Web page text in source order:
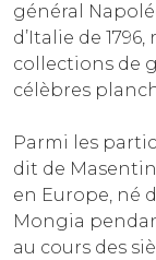
général
d’Italie de
collections de
célèbres
Parmi les
dit de
en Europe, né
Mongia
au cours des